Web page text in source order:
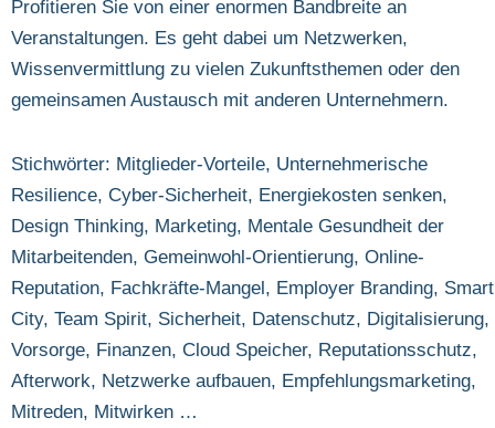
Profitieren Sie von einer enormen Bandbreite an
Veranstaltungen. Es geht dabei um Netzwerken,
Wissenvermittlung zu vielen Zukunftsthemen oder den
gemeinsamen Austausch mit anderen Unternehmern.
Stichwörter: Mitglieder-Vorteile, Unternehmerische
Resilience, Cyber-Sicherheit, Energiekosten senken,
Design Thinking, Marketing, Mentale Gesundheit der
Mitarbeitenden, Gemeinwohl-Orientierung, Online-
Reputation, Fachkräfte-Mangel, Employer Branding, Smart
City, Team Spirit, Sicherheit, Datenschutz, Digitalisierung,
Vorsorge, Finanzen, Cloud Speicher, Reputationsschutz,
Afterwork, Netzwerke aufbauen, Empfehlungsmarketing,
Mitreden, Mitwirken …